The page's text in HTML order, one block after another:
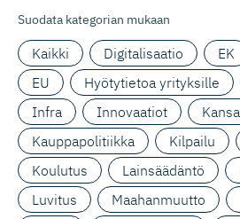
Suodata kategorian mukaan
Kaikki Digitalisaatio EK
EU
Hyötytietoa yrityksille
Infra
Innovaatiot
Kauppapolitiikka
Kilpailu
Koulutus
Lainsäädäntö
Luvitus
Maahanmuutto